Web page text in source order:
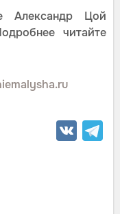
Александр Цой
читайте